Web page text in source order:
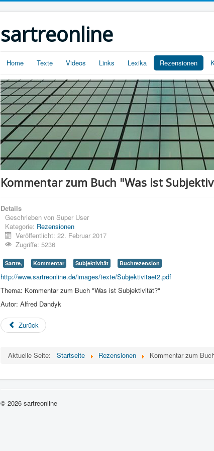
sartreonline
Home Texte Videos Links Lexika Rezensionen
Kommentar zum Buch "Was ist
Details
Geschrieben von Super User
Kategorie: Rezensionen
Veröffentlicht: 22. Februar 2017
Zugriffe: 5236
Sartre, Kommentar Subjektivität Buchrezension
http://www.sartreonline.de/images/texte/Subjektivitaet2.pdf
Thema: Kommentar zum Buch "Was ist Subjektivität?"
Autor: Alfred Dandyk
Zurück
Aktuelle Seite: Startseite Rezensionen Kommentar zum
© 2026 sartreonline